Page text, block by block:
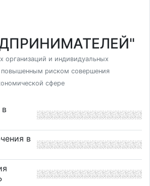
организаций и индивидуальных
повышенным риском совершения
сфере
в
в